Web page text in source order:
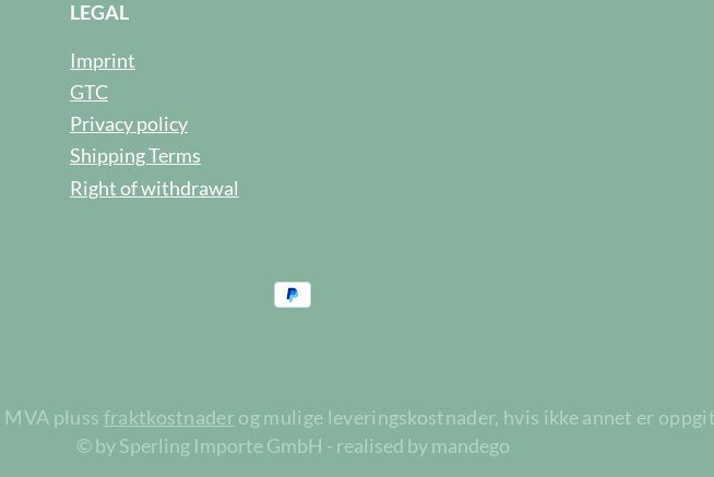
LEGAL
Imprint
GTC
Privacy policy
Shipping Terms
Right of withdrawal
pluss fraktkostnaderog mulige leveringskostnader, hvis ikke annet er
© by Sperling Importe GmbH - realised by mandego